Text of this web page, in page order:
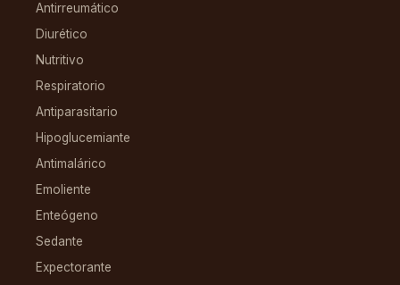
Antirreumático
Diurético
Nutritivo
Respiratorio
Antiparasitario
Hipoglucemiante
Antimalárico
Emoliente
Enteógeno
Sedante
Expectorante